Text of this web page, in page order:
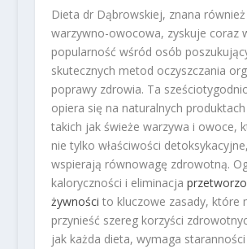
Dieta dr Dąbrowskiej, znana
warzywno-owocowa, zyskuje coraz
popularność wśród osób
skutecznych metod oczyszczania
poprawy zdrowia. Ta
opiera się na naturalnych
takich jak świeże warzywa i owoce,
nie tylko właściwości
wspierają równowagę zdrowotną.
kaloryczności i eliminacja
żywności to kluczowe zasady, które
przynieść szereg korzyści
jak każda dieta, wymaga